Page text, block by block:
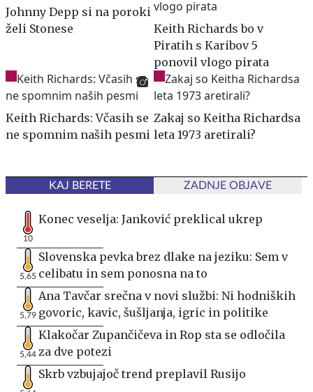
Johnny Depp si na poroki
želi Stonese
Keith Richards bo v
Piratih s Karibov 5
ponovil vlogo pirata
Keith Richards: Včasih se
ne spomnim naših pesmi
Zakaj so Keitha Richardsa
leta 1973 aretirali?
KAJ BERETE ZADNJE OBJAVE
10
Konec veselja: Janković preklical ukrep
5,65
Slovenska pevka brez dlake na jeziku: Sem v
celibatu in sem ponosna na to
5,79
Ana Tavčar srečna v novi službi: Ni hodniških
govoric, kavic, šušljanja, igric in politike
5,44
Klakočar Zupančičeva in Rop sta se odločila
za dve potezi
Skrb vzbujajoč trend preplavil Rusijo